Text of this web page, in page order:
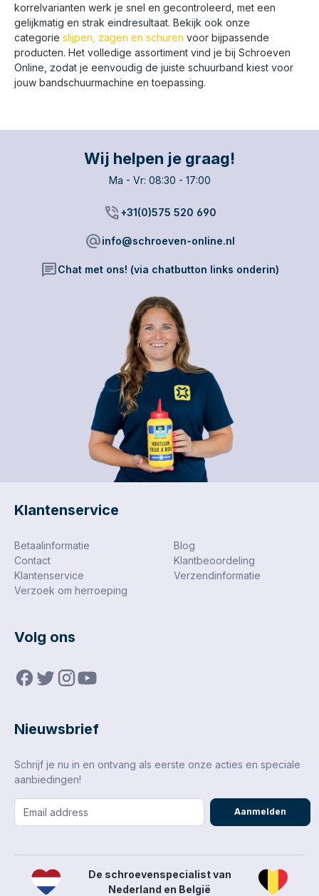
korrelvarianten werk je snel en gecontroleerd, met een
gelijkmatig en strak eindresultaat. Bekijk ook onze
categorie slijpen, zagen en schuren voor bijpassende
producten. Het volledige assortiment vind je bij Schroeven
Online, zodat je eenvoudig de juiste schuurband kiest voor
jouw bandschuurmachine en toepassing.
Wij helpen je graag!
Ma - Vr: 08:30 - 17:00
phone_in_talk+31(0)575 520 690
alternate_emailinfo@schroeven-online.nl
chatChat met ons! (via chatbutton links onderin)
Klantenservice
Betaalinformatie
Blog
Contact
Klantbeoordeling
Klantenservice
Verzendinformatie
Verzoek om herroeping
Volg ons
Nieuwsbrief
Schrijf je nu in en ontvang als eerste onze acties en speciale
aanbiedingen!
Aanmelden
De schroevenspecialist van
Nederland en België